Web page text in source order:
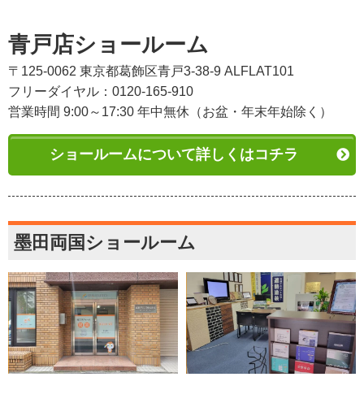
青戸店ショールーム
〒125-0062 東京都葛飾区青戸3-38-9 ALFLAT101
フリーダイヤル：0120-165-910
営業時間 9:00～17:30 年中無休（お盆・年末年始除く）
ショールームについて詳しくはコチラ
墨田両国ショールーム